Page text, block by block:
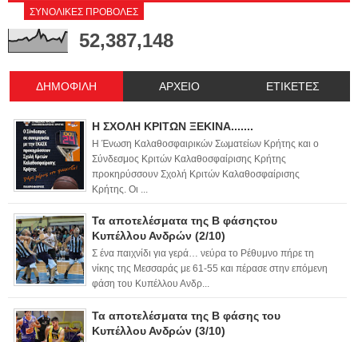
ΣΥΝΟΛΙΚΕΣ ΠΡΟΒΟΛΕΣ
52,387,148
ΔΗΜΟΦΙΛΗ ΑΡΧΕΙΟ ΕΤΙΚΕΤΕΣ
Η ΣΧΟΛΗ ΚΡΙΤΩΝ ΞΕΚΙΝΑ.......
Η Ένωση Καλαθοσφαιρικών Σωματείων Κρήτης και ο
Σύνδεσμος Κριτών Καλαθοσφαίρισης Κρήτης
προκηρύσσουν Σχολή Κριτών Καλαθοσφαίρισης
Κρήτης. Οι ...
Τα αποτελέσματα της Β φάσηςτου
Κυπέλλου Ανδρών (2/10)
Σ ένα παιχνίδι για γερά… νεύρα το Ρέθυμνο πήρε τη
νίκης της Μεσσαράς με 61-55 και πέρασε στην επόμενη
φάση του Κυπέλλου Ανδρ...
Τα αποτελέσματα της Β φάσης του
Κυπέλλου Ανδρών (3/10)